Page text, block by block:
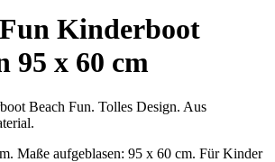
Kinderboot
95 x 60 cm
Beach Fun. Tolles Design. Aus
Maße aufgeblasen: 95 x 60 cm. Für Kinder